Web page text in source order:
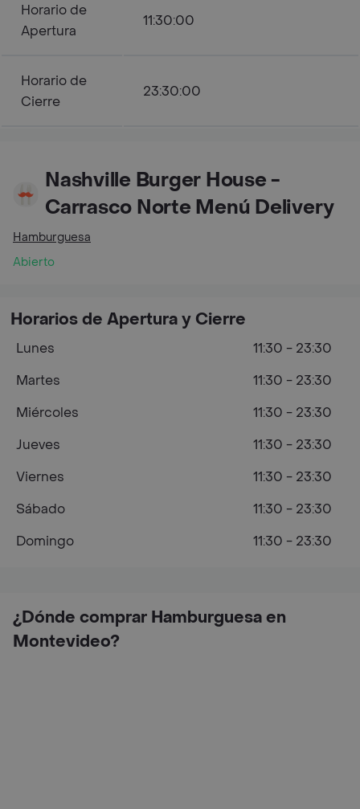
Horario de
Apertura
11:30:00
Horario de
Cierre
23:30:00
Nashville Burger House -
Carrasco Norte Menú Delivery
Hamburguesa
Abierto
¿Dónde comprar Hamburguesa en
Montevideo?
Horarios de Apertura y Cierre
Lunes
11:30 - 23:30
Martes
11:30 - 23:30
Miércoles
11:30 - 23:30
Jueves
11:30 - 23:30
Viernes
11:30 - 23:30
Sábado
11:30 - 23:30
Domingo
11:30 - 23:30